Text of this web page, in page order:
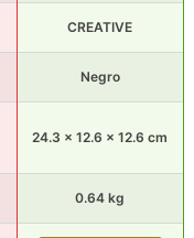
CREATIVE
Negro
24.3 x 12.6 x 12.6 cm
0.64 kg